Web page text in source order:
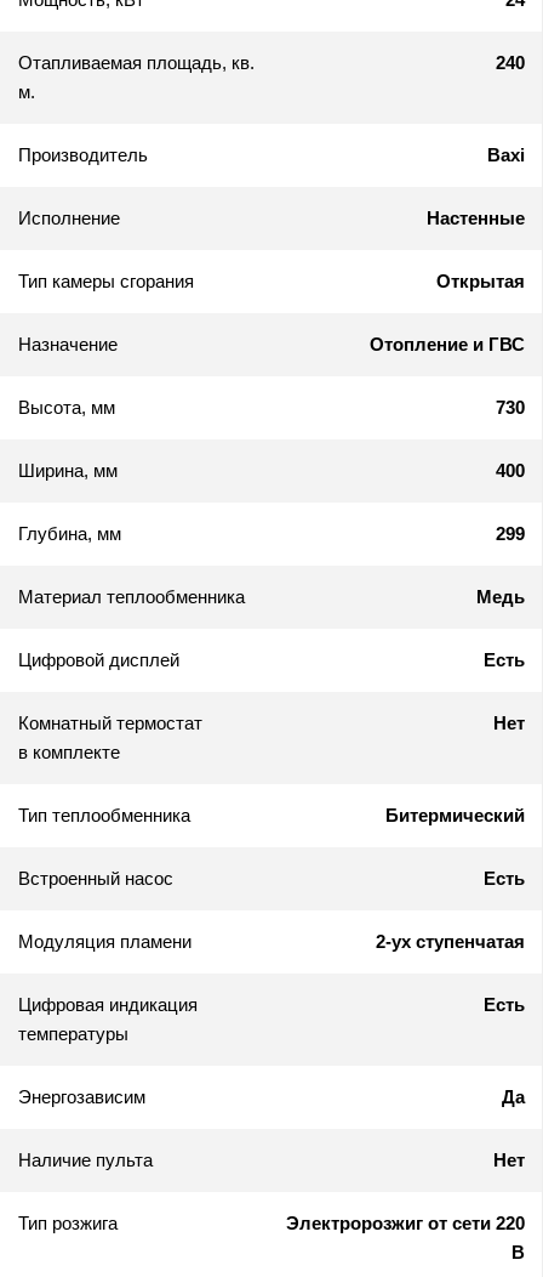
Отапливаемая площадь, кв.
м.
240
Производитель Baxi
Исполнение Настенные
Тип камеры сгорания Открытая
Назначение Отопление и ГВС
Высота, мм 730
Ширина, мм 400
Глубина, мм 299
Материал теплообменника Медь
Цифровой дисплей Есть
Комнатный термостат
в комплекте
Нет
Тип теплообменника Битермический
Встроенный насос Есть
Модуляция пламени 2-ух ступенчатая
Цифровая индикация
температуры
Есть
Энергозависим Да
Наличие пульта Нет
Тип розжига
Электророзжиг от сети 220
В